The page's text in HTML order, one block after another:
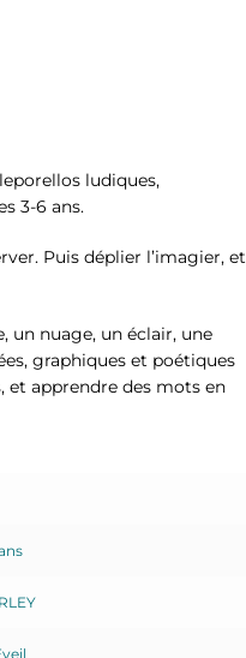
ludiques,
3-6 ans.
Puis déplier l’imagier, et
un nuage, un éclair, une
graphiques et poétiques
et apprendre des mots en